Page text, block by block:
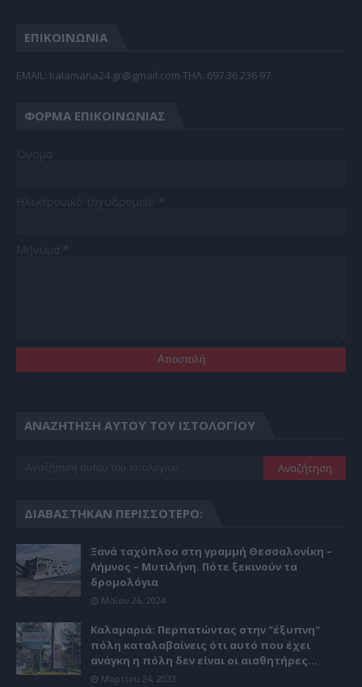
ΕΠΙΚΟΙΝΩΝΙΑ
EMAIL: kalamaria24.gr@gmail.com TΗΛ: 697 36 236 97
ΦΌΡΜΑ ΕΠΙΚΟΙΝΩΝΊΑΣ
ΑΝΑΖΉΤΗΣΗ ΑΥΤΟΎ ΤΟΥ ΙΣΤΟΛΟΓΊΟΥ
ΔΙΑΒΆΣΤΗΚΑΝ ΠΕΡΙΣΣΌΤΕΡΟ:
Ξανά ταχύπλοο στη γραμμή Θεσσαλονίκη –
Λήμνος – Μυτιλήνη. Πότε ξεκινούν τα
δρομολόγια
Μαΐου 26, 2024
Καλαμαριά: Περπατώντας στην "έξυπνη"
πόλη καταλαβαίνεις ότι αυτό που έχει
ανάγκη η πόλη δεν είναι οι αισθητήρες...
Μαρτίου 24, 2023